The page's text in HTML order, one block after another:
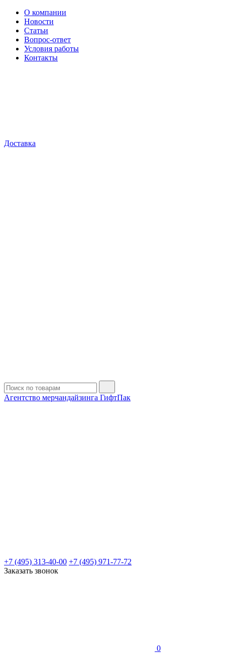
О компании
Новости
Статьи
Вопрос-ответ
Условия работы
Контакты
Доставка
Агентство мерчандайзинга ГифтПак
+7 (495) 313-40-00 +7 (495) 971-77-72
Заказать звонок
0